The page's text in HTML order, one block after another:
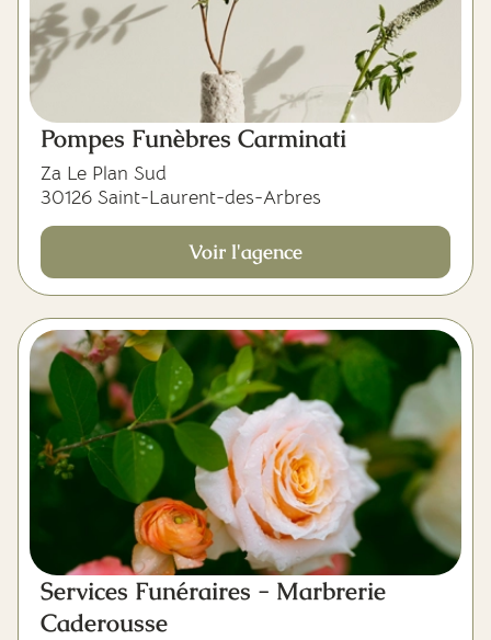
Pompes Funèbres Carminati
Za Le Plan Sud
30126 Saint-Laurent-des-Arbres
Voir l'agence
Services Funéraires - Marbrerie
Caderousse